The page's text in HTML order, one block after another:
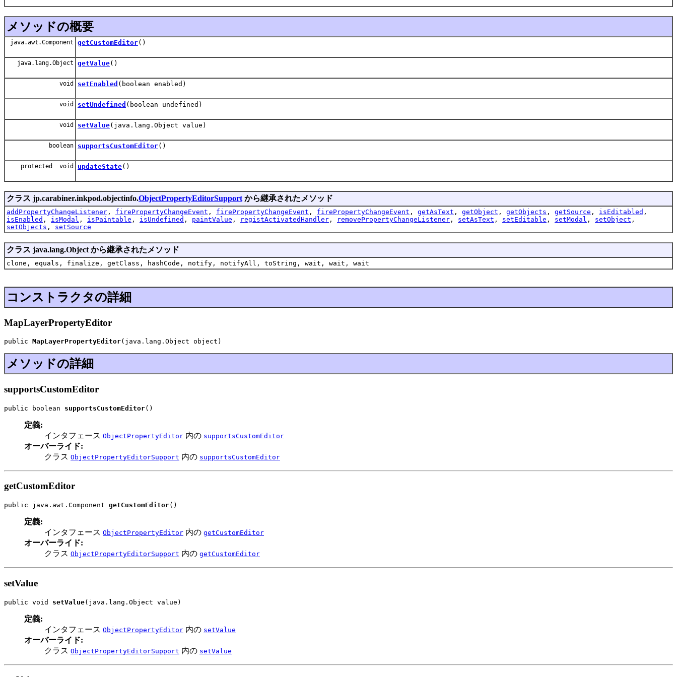
メソッドの概要
java.awt.Component getCustomEditor()
java.lang.Object getValue()
void setEnabled (boolean enabled)
void setUndefined (boolean undefined)
void setValue(java.lang.Object value)
boolean supportsCustomEditor()
protected void updateState()
クラス jp.carabiner.inkpod.objectinfo.ObjectPropertyEditorSupport から継承されたメソッド
addPropertyChangeListener , firePropertyChangeEvent , firePropertyChangeEvent , firePropertyChangeEvent , getAsText , getObject , getObjects , getSource , isEditabled ,
isEnabled , isModal , isPaintable , isUndefined , paintValue , registActivatedHandler , removePropertyChangeListener , setAsText , setEditable , setModal , setObject ,
setObjects , setSource
クラス java.lang.Object から継承されたメソッド
clone, equals, finalize, getClass, hashCode, notify, notifyAll, toString, wait, wait, wait
コンストラクタの詳細
MapLayerPropertyEditor
public MapLayerPropertyEditor(java.lang.Object object)
メソッドの詳細
supportsCustomEditor
public boolean supportsCustomEditor()
定義:
インタフェース ObjectPropertyEditor 内の supportsCustomEditor
オーバーライド:
クラス ObjectPropertyEditorSupport 内の supportsCustomEditor
getCustomEditor
public java.awt.Component getCustomEditor()
定義:
インタフェース ObjectPropertyEditor 内の getCustomEditor
オーバーライド:
クラス ObjectPropertyEditorSupport 内の getCustomEditor
setValue
public void setValue(java.lang.Object value)
定義:
インタフェース ObjectPropertyEditor 内の setValue
オーバーライド:
クラス ObjectPropertyEditorSupport 内の setValue